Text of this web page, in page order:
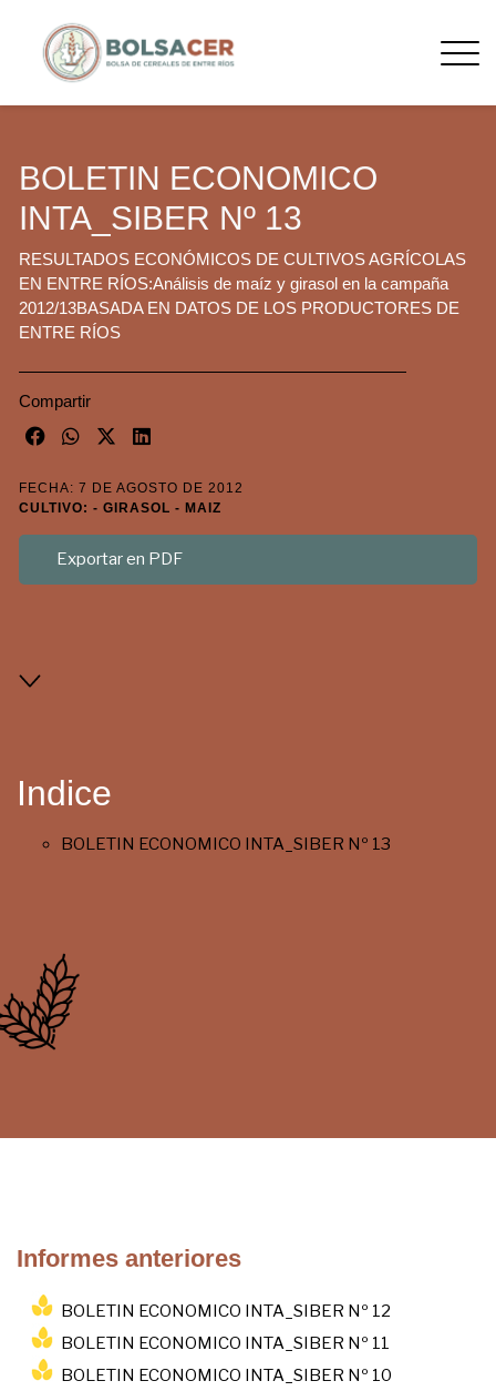
BOLETIN ECONOMICO
INTA_SIBER Nº 13
RESULTADOS ECONÓMICOS DE CULTIVOS AGRÍCOLAS
EN ENTRE RÍOS:Análisis de maíz y girasol en la campaña
2012/13BASADA EN DATOS DE LOS PRODUCTORES DE
ENTRE RÍOS
Compartir
FECHA: 7 DE AGOSTO DE 2012
CULTIVO: - GIRASOL - MAIZ
Exportar en PDF
Indice
BOLETIN ECONOMICO INTA_SIBER Nº 13
Informes anteriores
BOLETIN ECONOMICO INTA_SIBER Nº 12
BOLETIN ECONOMICO INTA_SIBER Nº 11
BOLETIN ECONOMICO INTA_SIBER Nº 10